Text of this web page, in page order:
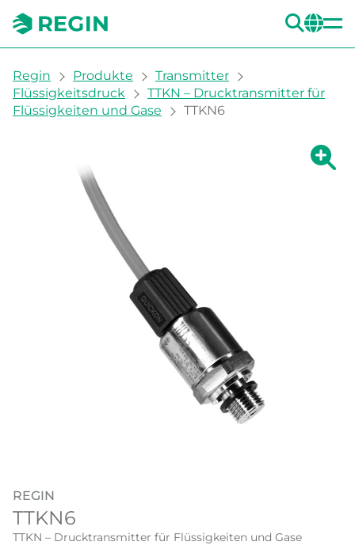
You are here:
Regin Produkte
Transmitter
Flüssigkeitsdruck
TTKN – Drucktransmitter für
Flüssigkeiten und Gase
TTKN6
Zeige
REGIN
TTKN6
TTKN – Drucktransmitter für Flüssigkeiten und Gase